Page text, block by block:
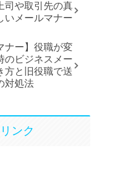
司や取引先の真
いメールマナー
ナー】役職が変
のビジネスメー
方と旧役職で送
対処法
ンク